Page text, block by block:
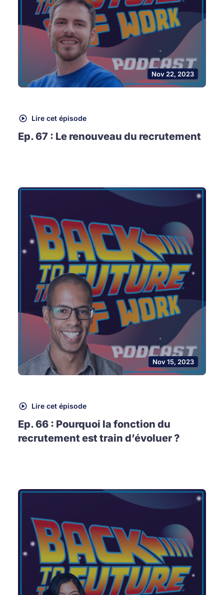
Nov 22, 2023
Lire cet épisode
Ep. 67 : Le renouveau du recrutement
Nov 15, 2023
Lire cet épisode
Ep. 66 : Pourquoi la fonction du
recrutement est train d’évoluer ?